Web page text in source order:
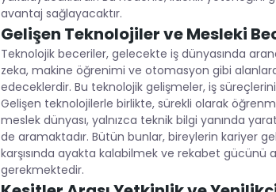
avantaj sağlayacaktır.
Gelişen Teknolojiler ve Mesleki
Teknolojik beceriler, gelecekte iş dünyasında
zeka, makine öğrenimi ve otomasyon gibi
edeceklerdir. Bu teknolojik gelişmeler, iş
Gelişen teknolojilerle birlikte, sürekli olarak
meslek dünyası, yalnızca teknik bilgi yanında
de aramaktadır. Bütün bunlar, bireylerin kariyer
karşısında ayakta kalabilmek ve rekabet
gerekmektedir.